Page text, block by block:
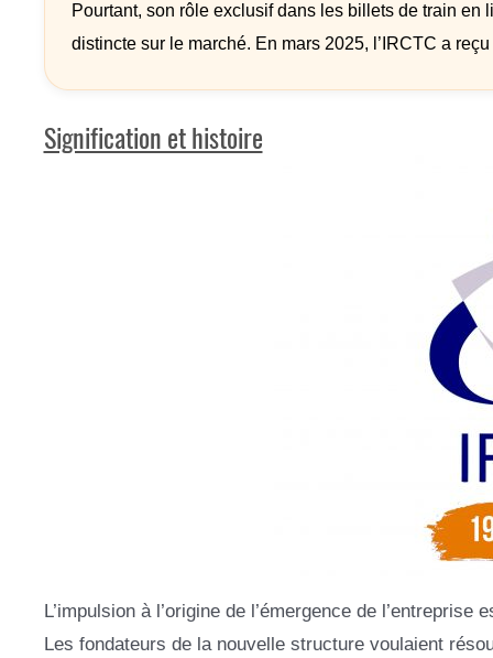
Pourtant, son rôle exclusif dans les billets de train
distincte sur le marché. En mars 2025, l’IRCTC a
Signification et histoire
L’impulsion à l’origine de l’émergence de
Les fondateurs de la nouvelle structure voulaient